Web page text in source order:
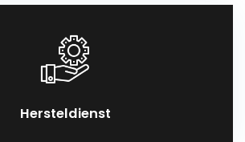
Hersteldienst